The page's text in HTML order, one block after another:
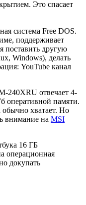
Это спасает
система Free DOS.
поддерживает
поставить другую
Windows), делать
YouTube канал
240XRU отвечает 4-
оперативной памяти.
обычно хватает. Но
внимание на MSI
16 ГБ
операционная
докупать